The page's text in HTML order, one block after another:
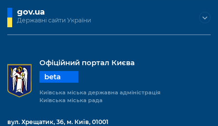
gov.ua
Державні сайти України
Офіційний портал Києва
beta
Київська міська державна адміністрація
Київська міська рада
вул. Хрещатик, 36, м. Київ, 01001